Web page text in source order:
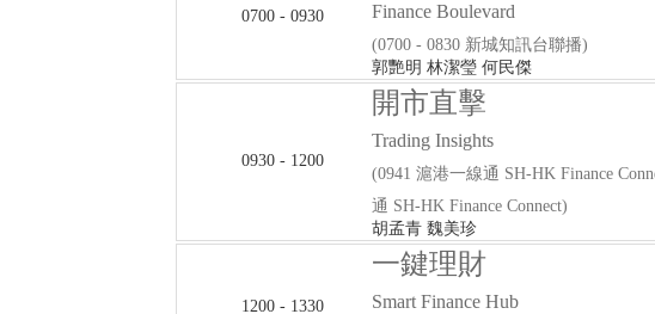
0700 - 0930 Finance Boulevard
(0700 - 0830 新城知訊台聯播)
郭艷明 林潔瑩 何民傑
0930 - 1200
開市直擊
Trading Insights
(0941 滬港一線通 SH-HK Finance
通 SH-HK Finance Connect)
胡孟青 魏美珍
1200 - 1330
一鍵理財
Smart Finance Hub